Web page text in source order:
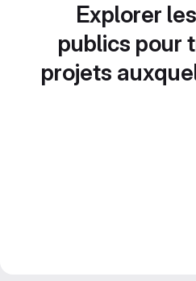
Explorer
publics pour
projets